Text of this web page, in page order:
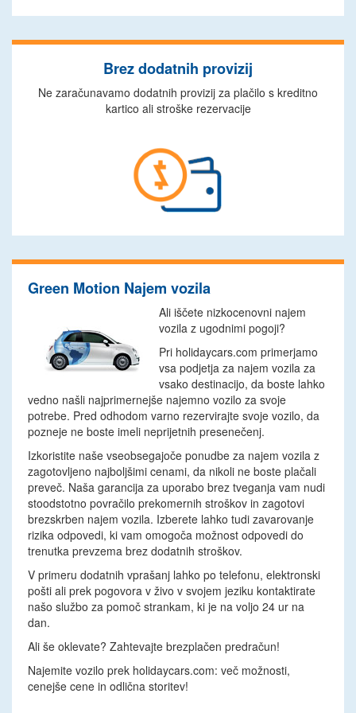
Brez dodatnih provizij
Ne zaračunavamo dodatnih provizij za plačilo s kreditno
kartico ali stroške rezervacije
Green Motion Najem vozila
Ali iščete nizkocenovni najem
vozila z ugodnimi pogoji?
Pri holidaycars.com primerjamo
vsa podjetja za najem vozila za
vsako destinacijo, da boste lahko
vedno našli najprimernejše najemno vozilo za svoje
potrebe. Pred odhodom varno rezervirajte svoje vozilo, da
pozneje ne boste imeli neprijetnih presenečenj.
Izkoristite naše vseobsegajoče ponudbe za najem vozila z
zagotovljeno najboljšimi cenami, da nikoli ne boste plačali
preveč. Naša garancija za uporabo brez tveganja vam nudi
stoodstotno povračilo prekomernih stroškov in zagotovi
brezskrben najem vozila. Izberete lahko tudi zavarovanje
rizika odpovedi, ki vam omogoča možnost odpovedi do
trenutka prevzema brez dodatnih stroškov.
V primeru dodatnih vprašanj lahko po telefonu, elektronski
pošti ali prek pogovora v živo v svojem jeziku kontaktirate
našo službo za pomoč strankam, ki je na voljo 24 ur na
dan.
Ali še oklevate? Zahtevajte brezplačen predračun!
Najemite vozilo prek holidaycars.com: več možnosti,
cenejše cene in odlična storitev!